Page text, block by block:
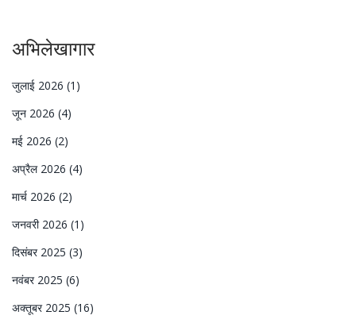
अभिलेखागार
जुलाई 2026 (1)
जून 2026 (4)
मई 2026 (2)
अप्रैल 2026 (4)
मार्च 2026 (2)
जनवरी 2026 (1)
दिसंबर 2025 (3)
नवंबर 2025 (6)
अक्तूबर 2025 (16)